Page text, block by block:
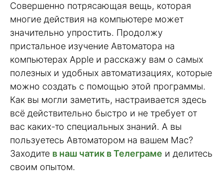
Совершенно потрясающая вещь, которая
многие действия на компьютере может
значительно упростить. Продолжу
пристальное изучение Автоматора на
компьютерах Apple и расскажу вам о самых
полезных и удобных автоматизациях, которые
можно создать с помощью этой программы.
Как вы могли заметить, настраивается здесь
всё действительно быстро и не требует от
вас каких-то специальных знаний. А вы
пользуетесь Автоматором на вашем Mac?
Заходите в наш чатик в Телеграме и делитесь
своим опытом.